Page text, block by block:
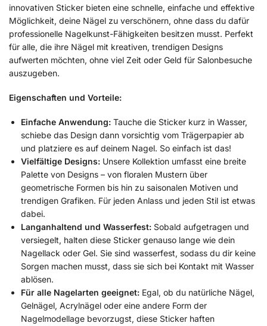
innovativen Sticker bieten eine schnelle, einfache und effektive
Möglichkeit, deine Nägel zu verschönern, ohne dass du dafür
professionelle Nagelkunst-Fähigkeiten besitzen musst. Perfekt
für alle, die ihre Nägel mit kreativen, trendigen Designs
aufwerten möchten, ohne viel Zeit oder Geld für Salonbesuche
auszugeben.
Eigenschaften und Vorteile:
Einfache Anwendung: Tauche die Sticker kurz in Wasser,
schiebe das Design dann vorsichtig vom Trägerpapier ab
und platziere es auf deinem Nagel. So einfach ist das!
Vielfältige Designs: Unsere Kollektion umfasst eine breite
Palette von Designs – von floralen Mustern über
geometrische Formen bis hin zu saisonalen Motiven und
trendigen Grafiken. Für jeden Anlass und jeden Stil ist etwas
dabei.
Langanhaltend und Wasserfest: Sobald aufgetragen und
versiegelt, halten diese Sticker genauso lange wie dein
Nagellack oder Gel. Sie sind wasserfest, sodass du dir keine
Sorgen machen musst, dass sie sich bei Kontakt mit Wasser
ablösen.
Für alle Nagelarten geeignet: Egal, ob du natürliche Nägel,
Gelnägel, Acrylnägel oder eine andere Form der
Nagelmodellage bevorzugst, diese Sticker haften